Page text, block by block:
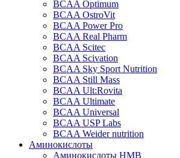
BCAA Optimum
BCAA OstroVit
BCAA Power Pro
BCAA Real Pharm
BCAA Scitec
BCAA Scivation
BCAA Sky Sport Nutrition
BCAA Still Mass
BCAA Ult:Rovita
BCAA Ultimate
BCAA Universal
BCAA USP Labs
BCAA Weider nutrition
Аминокислоты
Аминокислоты HMB